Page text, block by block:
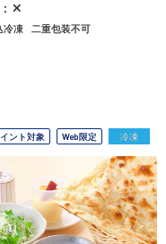
✕
冷凍 二重包装不可
ント対象 Web限定 冷凍